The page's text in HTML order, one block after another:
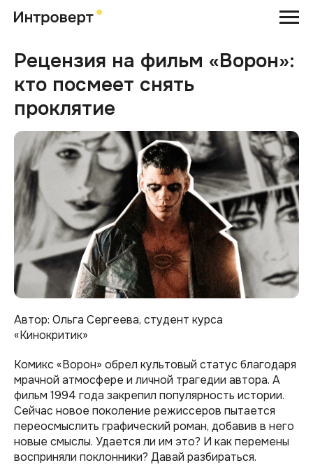
Рецензия на фильм «‎Ворон»:
кто посмеет снять
проклятие
Автор: Ольга Сергеева, студент курса
«‎Кинокритик»
Комикс «Ворон» обрел культовый статус благодаря
мрачной атмосфере и личной трагедии автора. А
фильм 1994 года закрепил популярность истории.
Сейчас новое поколение режиссеров пытается
переосмыслить графический роман, добавив в него
новые смыслы. Удается ли им это? И как перемены
восприняли поклонники? Давай разбираться.